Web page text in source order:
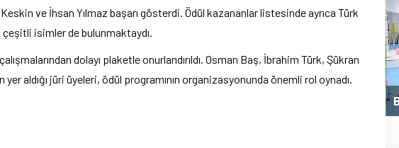
Keskin ve İhsan Yılmaz başarı gösterdi. Ödül kazananlar listesinde ayrıca Türk
çeşitli isimler de bulunmaktaydı.
dolayı plaketle onurlandırıldı. Osman Baş, İbrahim Türk, Şükran
aldığı jüri üyeleri, ödül programının organizasyonunda önemli rol oynadı.